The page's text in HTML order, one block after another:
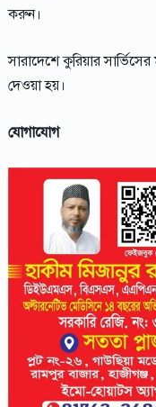
করুন।
সারাদেশে কুরিয়ার
দেওয়া হয়।
যোগাযোগ